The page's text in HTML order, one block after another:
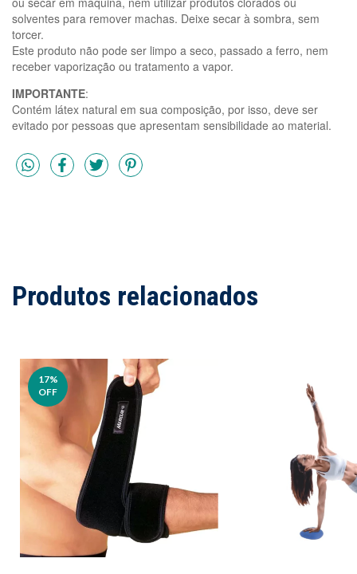
solventes para remover machas. Deixe secar à sombra, sem
torcer.
Este produto não pode ser limpo a seco, passado a ferro, nem
receber vaporização ou tratamento a vapor.
IMPORTANTE:
Contém látex natural em sua composição, por isso, deve ser
evitado por pessoas que apresentam sensibilidade ao material.
Produtos relacionados
17%
OFF